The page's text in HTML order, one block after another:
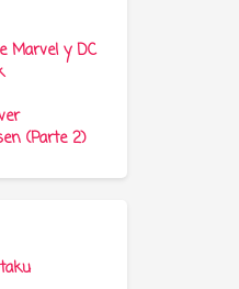
Marvel y DC
(Parte 2)